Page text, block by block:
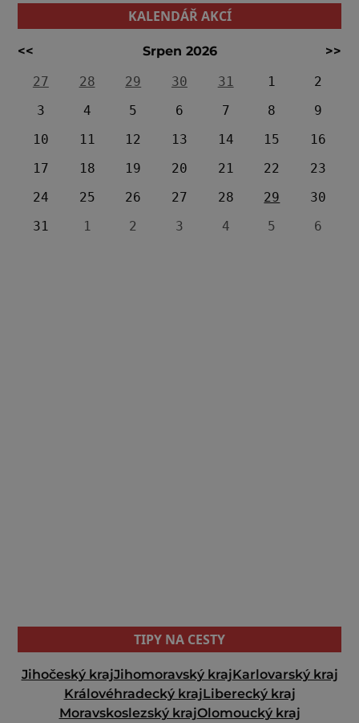
KALENDÁŘ AKCÍ
<< Srpen 2026
>>
27
28 29 30 31 1
2
3
4 5 6 7 8
9
10
11 12 13 14 15
16
17
18 19 20 21 22
23
24
25 26 27 28 29
30
31
1 2 3 4 5 6
TIPY NA CESTY
Jihočeský krajJihomoravský krajKarlovarský kraj
Královéhradecký krajLiberecký kraj
Moravskoslezský krajOlomoucký kraj